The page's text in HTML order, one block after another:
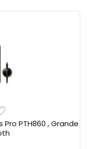
PTH860 , Grande